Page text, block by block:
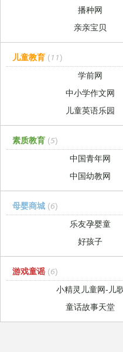
播种网
亲亲宝贝
儿童教育 (11)
学前网
中小学作文网
儿童英语乐园
素质教育 (5)
中国青年网
中国幼教网
母婴商城 (6)
乐友孕婴童
好孩子
游戏童谣 (6)
小精灵儿童网-儿
童话故事天堂